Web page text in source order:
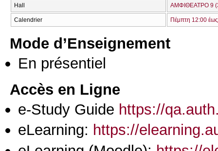
Hall ΑΜΦΙΘΕΑΤΡΟ 9
Calendrier Πέμπτη 12:00
Mode d’Enseignement
En présentiel
Accès en Ligne
e-Study Guide https://
eLearning: https://